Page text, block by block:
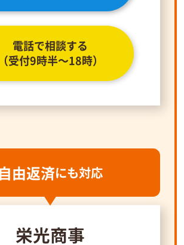
電話で相談する
（受付9時半～18時）
自由返済にも対応
栄光商事